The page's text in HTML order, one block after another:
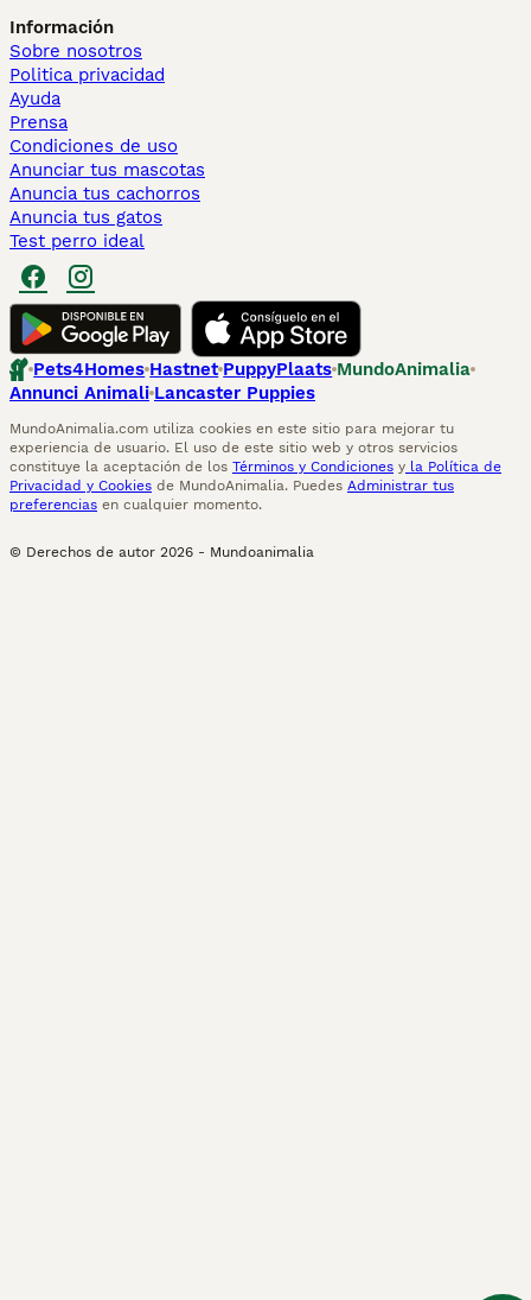
Información
Sobre nosotros
Politica privacidad
Ayuda
Prensa
Condiciones de uso
Anunciar tus mascotas
Anuncia tus cachorros
Anuncia tus gatos
Test perro ideal
Pets4Homes Hastnet PuppyPlaats MundoAnimalia
Annunci Animali Lancaster Puppies
MundoAnimalia.com utiliza cookies en este sitio para mejorar tu
experiencia de usuario. El uso de este sitio web y otros servicios
constituye la aceptación de los Términos y Condiciones y la Política de
Privacidad y Cookies de MundoAnimalia. Puedes Administrar tus
preferencias en cualquier momento.
© Derechos de autor 2026 - Mundoanimalia